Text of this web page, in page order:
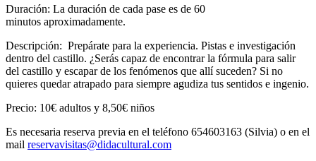
Duración: La duración de cada pase es de 60
minutos aproximadamente.
Descripción: Prepárate para la experiencia. Pistas e investigación
dentro del castillo. ¿Serás capaz de encontrar la fórmula para salir
del castillo y escapar de los fenómenos que allí suceden? Si no
quieres quedar atrapado para siempre agudiza tus sentidos e ingenio.
Precio: 10€ adultos y 8,50€ niños
Es necesaria reserva previa en el teléfono 654603163 (Silvia) o en el
mail reservavisitas@didacultural.com